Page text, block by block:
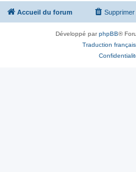
Accueil du forum
Développé parphpBB®
Traduction